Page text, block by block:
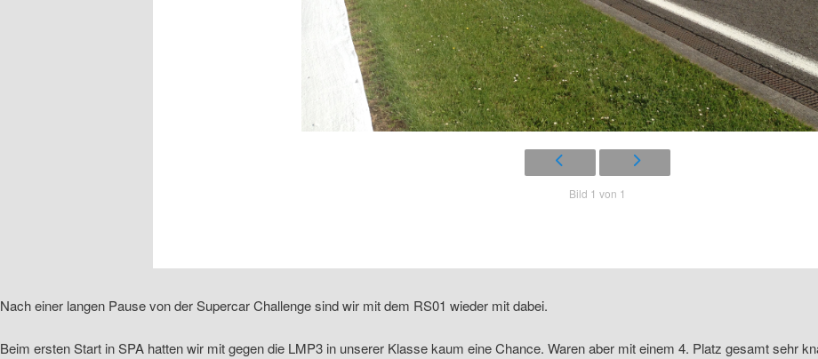
Bild 1 von 1
Nach einer langen Pause von der Supercar Challenge sind wir mit dem RS01 wieder mit dabei.
Beim ersten Start in SPA hatten wir mit gegen die LMP3 in unserer Klasse kaum eine Chance. Waren aber mit einem 4. Platz gesamt sehr